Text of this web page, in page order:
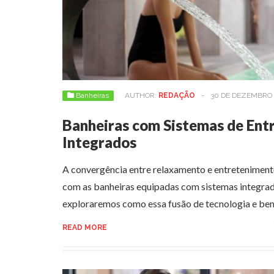
Banheiras AUTHOR: REDAÇÃO - 30 DE
Banheiras com Sistemas de
Integrados
A convergência entre relaxamento e
com as banheiras equipadas com sistemas
exploraremos como essa fusão de tecnologia e
READ MORE